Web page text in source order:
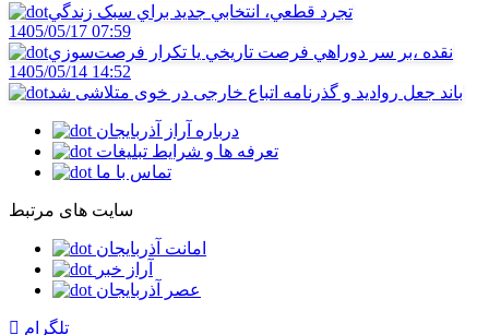
تجرد قطعي، انتخابي جديد براي سبک زندگي
1405/05/17 07:59
نقده ،بر سر دوراهي فرصت تاريخي يا تکرار فرصت‌سوزي
1405/05/14 14:52
باند جعل روادید و گذرنامه اتباع خارجی در خوی متلاشی شد
درباره آراز آذربایجان
تعرفه ها و شرایط تبلیغات
تماس با ما
سایت های مرتبط
امانت آذربایجان
آراز خبر
عصر آذربایجان
تلگرام